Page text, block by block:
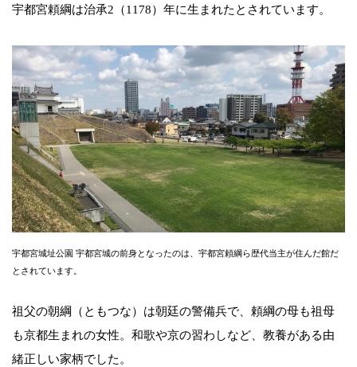
宇都宮頼綱は治承2（1178）年に生まれたとされています。
宇都宮城址公園 宇都宮城の前身となったのは、宇都宮頼綱ら歴代当主が住んだ館だ
とされています。
祖父の朝綱（ともつな）は朝廷の警備兵で、頼綱の母も祖母
も京都生まれの女性。和歌や京の習わしなど、教養がある由
緒正しい家柄でした。